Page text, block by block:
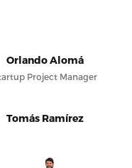
Orlando Alomá
Project Manager
Tomás Ramírez